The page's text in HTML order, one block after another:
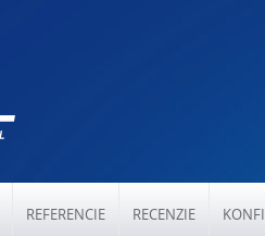
REFERENCIE RECENZIE